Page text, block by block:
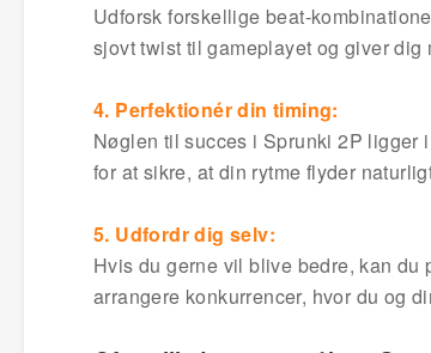
Udforsk forskellige beat-
sjovt twist til gameplayet og giver
4. Perfektionér din timing:
Nøglen til succes i Sprunki 2P
for at sikre, at din rytme flyder
5. Udfordr dig selv:
Hvis du gerne vil blive bedre, kan du
arrangere konkurrencer, hvor du og